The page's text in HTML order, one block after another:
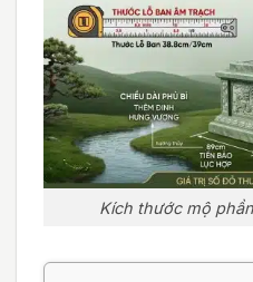
Kích thước mộ